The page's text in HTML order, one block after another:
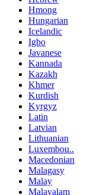
Hmong
Hungarian
Icelandic
Igbo
Javanese
Kannada
Kazakh
Khmer
Kurdish
Kyrgyz
Latin
Latvian
Lithuanian
Luxembou..
Macedonian
Malagasy
Malay
Malayalam